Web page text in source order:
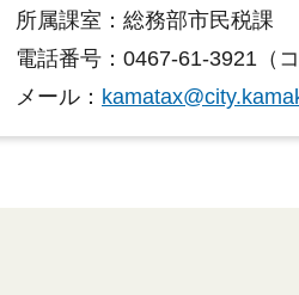
所属課室：総務部市民税課
電話番号：0467-61-3921（
メール：